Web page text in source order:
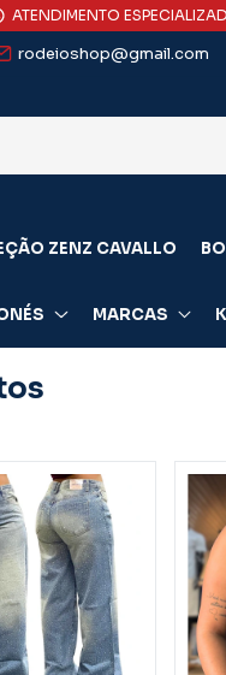
ATENDIMENTO
rodeioshop@gmail.com
ZENZ CAVALLO
MARCAS